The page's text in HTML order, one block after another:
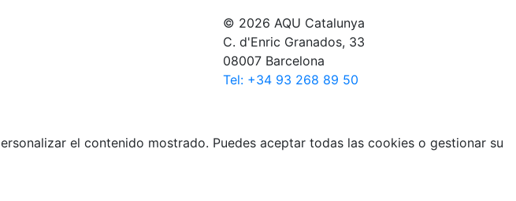
© 2026 AQU Catalunya
C. d'Enric Granados, 33
08007 Barcelona
Tel: +34 93 268 89 50
el contenido mostrado. Puedes aceptar todas las cookies o gestionar su